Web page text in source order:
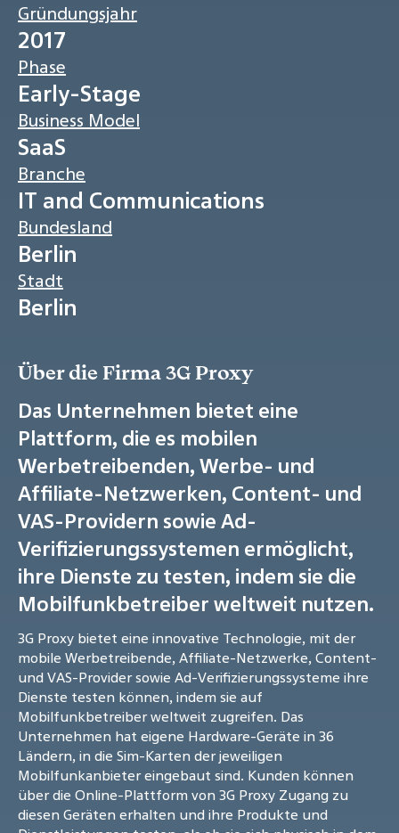
Gründungsjahr
2017
Phase
Early-Stage
Business Model
SaaS
Branche
IT and Communications
Bundesland
Berlin
Stadt
Berlin
Über die Firma 3G Proxy
Das Unternehmen bietet eine
Plattform, die es mobilen
Werbetreibenden, Werbe- und
Affiliate-Netzwerken, Content- und
VAS-Providern sowie Ad-
Verifizierungssystemen ermöglicht,
ihre Dienste zu testen, indem sie die
Mobilfunkbetreiber weltweit nutzen.
3G Proxy bietet eine innovative Technologie, mit der
mobile Werbetreibende, Affiliate-Netzwerke, Content-
und VAS-Provider sowie Ad-Verifizierungssysteme ihre
Dienste testen können, indem sie auf
Mobilfunkbetreiber weltweit zugreifen. Das
Unternehmen hat eigene Hardware-Geräte in 36
Ländern, in die Sim-Karten der jeweiligen
Mobilfunkanbieter eingebaut sind. Kunden können
über die Online-Plattform von 3G Proxy Zugang zu
diesen Geräten erhalten und ihre Produkte und